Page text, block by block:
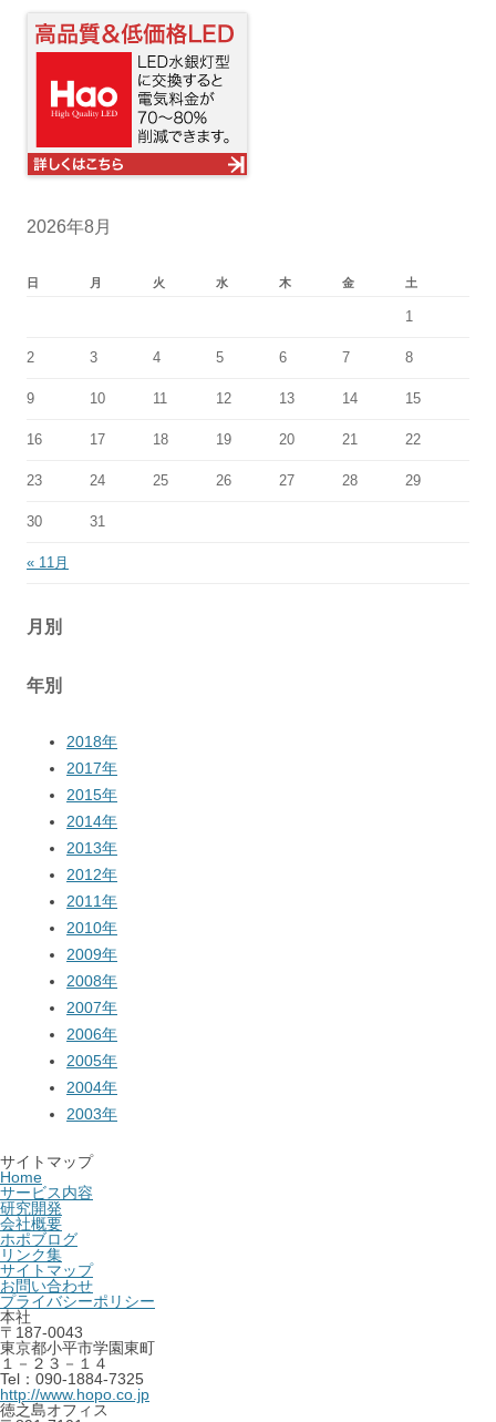
2026年8月
日 月 火 水 木 金 土
« 11月
1
2 3 4 5 6 7 8
9 10 11 12 13 14 15
16 17 18 19 20 21 22
23 24 25 26 27 28 29
30 31
月別
年別
2018年
2017年
2015年
2014年
2013年
2012年
2011年
2010年
2009年
2008年
2007年
2006年
2005年
2004年
2003年
サイトマップ
Home
サービス内容
研究開発
会社概要
ホポブログ
リンク集
サイトマップ
お問い合わせ
プライバシーポリシー
本社
〒187-0043
東京都小平市学園東町
１－２３－１４
Tel：090-1884-7325
http://www.hopo.co.jp
徳之島オフィス